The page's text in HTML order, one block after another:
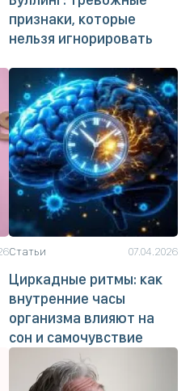
признаки, которые
нельзя игнорировать
Статьи 07.04.2026
Циркадные ритмы: как
внутренние часы
организма влияют на
сон и самочувствие